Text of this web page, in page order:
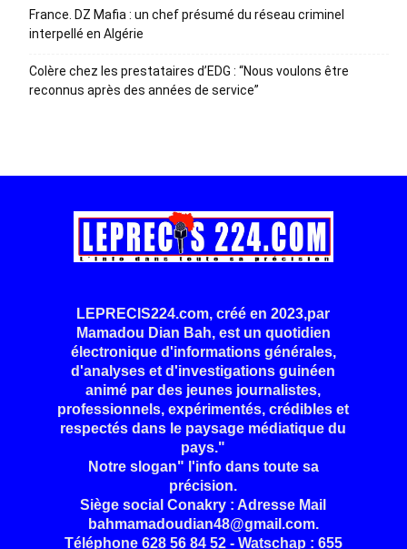
France. DZ Mafia : un chef présumé du réseau criminel
interpellé en Algérie
Colère chez les prestataires d’EDG : “Nous voulons être
reconnus après des années de service”
LEPRECIS224.com, créé en 2023,par
Mamadou Dian Bah, est un quotidien
électronique d'informations générales,
d'analyses et d'investigations guinéen
animé par des jeunes journalistes,
professionnels, expérimentés, crédibles et
respectés dans le paysage médiatique du
pays."
Notre slogan" l'info dans toute sa
précision.
Siège social Conakry : Adresse Mail
bahmamadoudian48@gmail.com.
Téléphone 628 56 84 52 - Watschap : 655